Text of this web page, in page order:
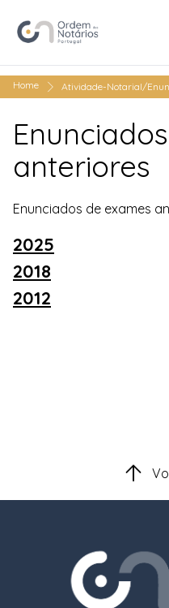
Home Atividade-Notarial/
anteriores
Enunciados de exames
2025
2018
2012